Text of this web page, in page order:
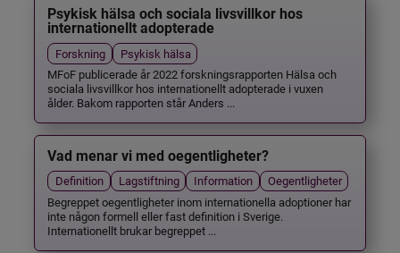
Psykisk hälsa och sociala livsvillkor hos
internationellt adopterade
Forskning
Psykisk hälsa
MFoF publicerade år 2022 forskningsrapporten Hälsa och
sociala livsvillkor hos internationellt adopterade i vuxen
ålder. Bakom rapporten står Anders ...
Vad menar vi med oegentligheter?
Definition Lagstiftning Information
Oegentligheter
Begreppet oegentligheter inom internationella adoptioner har
inte någon formell eller fast definition i Sverige.
Internationellt brukar begreppet ...